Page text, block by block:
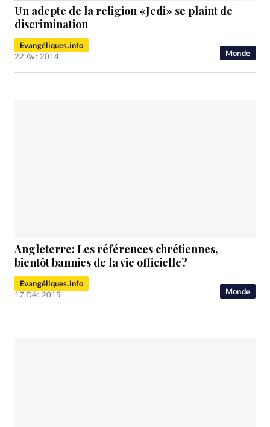
Monde
Un adepte de la religion «Jedi» se plaint de
discrimination
Evangéliques.info
22 Avr 2014
Monde
Angleterre: Les références chrétiennes,
bientôt bannies de la vie officielle?
Evangéliques.info
17 Déc 2015